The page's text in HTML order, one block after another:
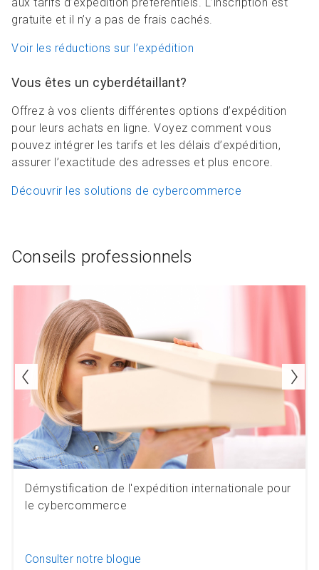
gratuite et il n’y a pas de frais cachés.
Voir les réductions sur l’expédition
Vous êtes un cyberdétaillant?
Offrez à vos clients différentes options d’expédition
pour leurs achats en ligne. Voyez comment vous
pouvez intégrer les tarifs et les délais d’expédition,
assurer l’exactitude des adresses et plus encore.
Découvrir les solutions de cybercommerce
Conseils professionnels
Démystification de l'expédition internationale pour
le cybercommerce
Consulter notre blogue